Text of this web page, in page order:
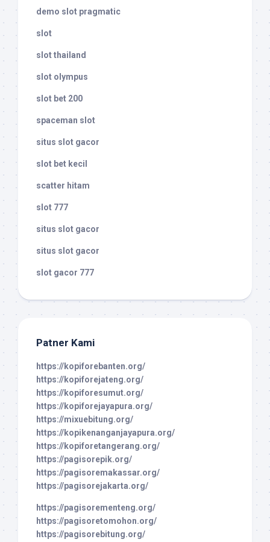
demo slot pragmatic
slot
slot thailand
slot olympus
slot bet 200
spaceman slot
situs slot gacor
slot bet kecil
scatter hitam
slot 777
situs slot gacor
situs slot gacor
slot gacor 777
Patner Kami
https://kopiforebanten.org/
https://kopiforejateng.org/
https://kopiforesumut.org/
https://kopiforejayapura.org/
https://mixuebitung.org/
https://kopikenanganjayapura.org/
https://kopiforetangerang.org/
https://pagisorepik.org/
https://pagisoremakassar.org/
https://pagisorejakarta.org/
https://pagisorementeng.org/
https://pagisoretomohon.org/
https://pagisorebitung.org/